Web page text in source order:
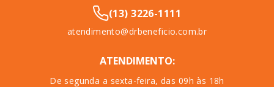
(13) 3226-1111
atendimento@drbeneficio.com.br
ATENDIMENTO:
De segunda a sexta-feira, das 09h às 18h